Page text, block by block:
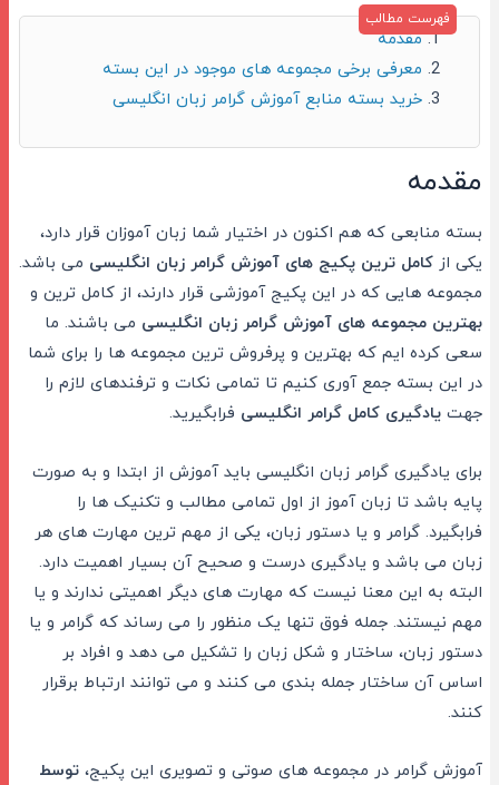
مقدمه
معرفی برخی مجموعه های موجود در این بسته
خرید بسته منابع آموزش گرامر زبان انگلیسی
مقدمه
بسته منابعی که هم اکنون در اختیار شما زبان آموزان قرار دارد،
یکی ازکامل ترین پکیج های آموزش گرامر زبان انگلیسی می باشد.
مجموعه هایی که در این پکیج آموزشی قرار دارند، از کامل ترین و
بهترین مجموعه های آموزش گرامر زبان انگلیسی می باشند. ما
سعی کرده ایم که بهترین و پرفروش ترین مجموعه ها را برای شما
در این بسته جمع آوری کنیم تا تمامی نکات و ترفندهای لازم را
جهتیادگیری کامل گرامر انگلیسی فرابگیرید.
برای یادگیری گرامر زبان انگلیسی باید آموزش از ابتدا و به صورت
پایه باشد تا زبان آموز از اول تمامی مطالب و تکنیک ها را
فرابگیرد. گرامر و یا دستور زبان، یکی از مهم ترین مهارت های هر
زبان می باشد و یادگیری درست و صحیح آن بسیار اهمیت دارد.
البته به این معنا نیست که مهارت های دیگر اهمیتی ندارند و یا
مهم نیستند. جمله فوق تنها یک منظور را می رساند که گرامر و یا
دستور زبان، ساختار و شکل زبان را تشکیل می دهد و افراد بر
اساس آن ساختار جمله بندی می کنند و می توانند ارتباط برقرار
کنند.
آموزش گرامر در مجموعه های صوتی و تصویری این پکیج، توسط